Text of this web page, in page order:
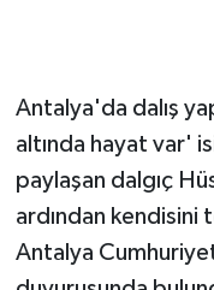
Antalya'da dalış
altında hayat var'
paylaşan dalgıç
ardından kendisini
Antalya Cumhuriyet
Sokak
Sonsöz Özel